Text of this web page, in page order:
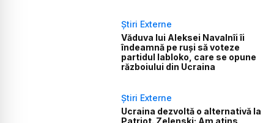
Știri Externe
Văduva lui Aleksei Navalnîi îi
îndeamnă pe ruși să voteze
partidul Iabloko, care se opune
războiului din Ucraina
Știri Externe
Ucraina dezvoltă o alternativă la
Patriot. Zelenski: Am atins